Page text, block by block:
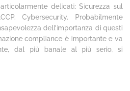
delicati: Sicurezza sul
Cybersecurity. Probabilmente
dell’importanza di questi
compliance è importante e va
dal più banale al più serio, si